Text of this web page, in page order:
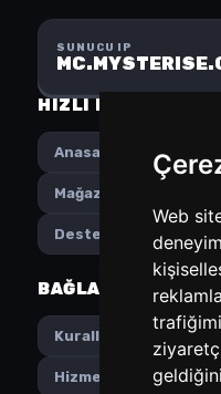
Web
SUNUCU IP
HIZLI MENÜ
Anasayfa
Mağaza
Destek
BAĞLANTILAR
Kurallar
Hizmet Şartları